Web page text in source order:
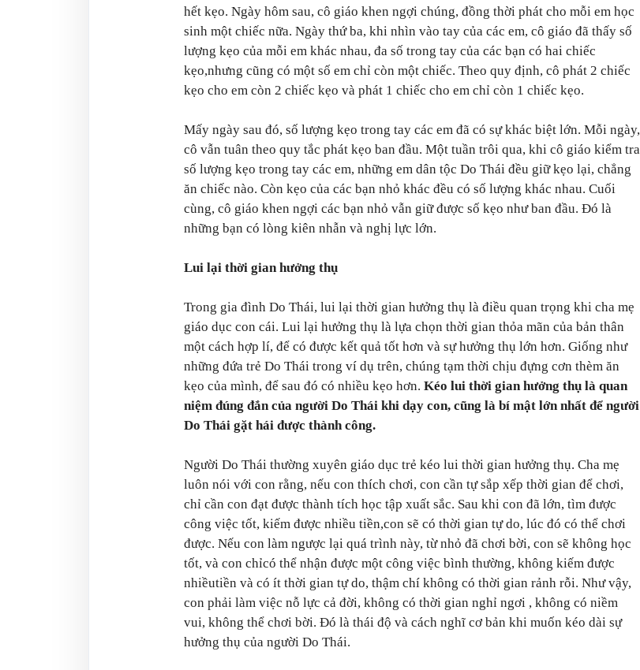
hết kẹo. Ngày hôm sau, cô giáo khen ngợi chúng, đồng thời phát cho mỗi em học
sinh một chiếc nữa. Ngày thứ ba, khi nhìn vào tay của các em, cô giáo đã thấy số
lượng kẹo của mỗi em khác nhau, đa số trong tay của các bạn có hai chiếc
kẹo,nhưng cũng có một số em chỉ còn một chiếc. Theo quy định, cô phát 2 chiếc
kẹo cho em còn 2 chiếc kẹo và phát 1 chiếc cho em chỉ còn 1 chiếc kẹo.
Mấy ngày sau đó, số lượng kẹo trong tay các em đã có sự khác biệt lớn. Mỗi ngày,
cô vẫn tuân theo quy tắc phát kẹo ban đầu. Một tuần trôi qua, khi cô giáo kiểm tra
số lượng kẹo trong tay các em, những em dân tộc Do Thái đều giữ kẹo lại, chẳng
ăn chiếc nào. Còn kẹo của các bạn nhỏ khác đều có số lượng khác nhau. Cuối
cùng, cô giáo khen ngợi các bạn nhỏ vẫn giữ được số kẹo như ban đầu. Đó là
những bạn có lòng kiên nhẫn và nghị lực lớn.
Lui lại thời gian hưởng thụ
Trong gia đình Do Thái, lui lại thời gian hưởng thụ là điều quan trọng khi cha mẹ
giáo dục con cái. Lui lại hưởng thụ là lựa chọn thời gian thỏa mãn của bản thân
một cách hợp lí, để có được kết quả tốt hơn và sự hưởng thụ lớn hơn. Giống như
những đứa trẻ Do Thái trong ví dụ trên, chúng tạm thời chịu đựng cơn thèm ăn
kẹo của mình, để sau đó có nhiều kẹo hơn. Kéo lui thời gian hưởng thụ là quan
niệm đúng đắn của người Do Thái khi dạy con, cũng là bí mật lớn nhất để người
Do Thái gặt hái được thành công.
Người Do Thái thường xuyên giáo dục trẻ kéo lui thời gian hưởng thụ. Cha mẹ
luôn nói với con rằng, nếu con thích chơi, con cần tự sắp xếp thời gian để chơi,
chỉ cần con đạt được thành tích học tập xuất sắc. Sau khi con đã lớn, tìm được
công việc tốt, kiếm được nhiều tiền,con sẽ có thời gian tự do, lúc đó có thể chơi
được. Nếu con làm ngược lại quá trình này, từ nhỏ đã chơi bời, con sẽ không học
tốt, và con chỉcó thể nhận được một công việc bình thường, không kiếm được
nhiềutiền và có ít thời gian tự do, thậm chí không có thời gian rảnh rỗi. Như vậy,
con phải làm việc nỗ lực cả đời, không có thời gian nghỉ ngơi , không có niềm
vui, không thể chơi bời. Đó là thái độ và cách nghĩ cơ bản khi muốn kéo dài sự
hưởng thụ của người Do Thái.